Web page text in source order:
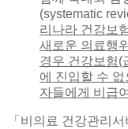
(systematic
리나라 건강보
새로운 의료행
경우 건강보험(
에 진입할 수
자들에게 비급
「비의료 건강관리